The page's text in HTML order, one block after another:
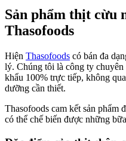
Sản phẩm thịt cừu
Thasofoods
Hiện Thasofoods có bán đa
lý. Chúng tôi là công ty
khẩu 100% trực tiếp, không
dưỡng cần thiết.
Thasofoods cam kết sản phẩm
có thể chế biến được những